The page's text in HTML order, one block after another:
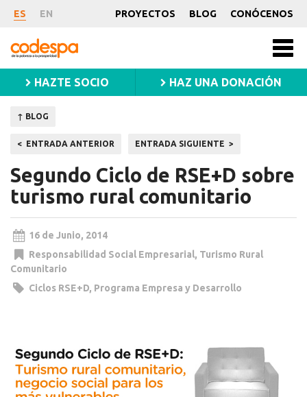
Noticia
ES EN PROYECTOS BLOG CONÓCENOS
CODESPA
HAZTE SOCIO HAZ UNA DONACIÓN
↑ BLOG
Navegación
de
entradas
ENTRADA ANTERIOR ENTRADA SIGUIENTE
Segundo Ciclo de RSE+D sobre
turismo rural comunitario
16 de Junio, 2014
Responsabilidad Social Empresarial, Turismo Rural
Comunitario
Ciclos RSE+D, Programa Empresa y Desarrollo